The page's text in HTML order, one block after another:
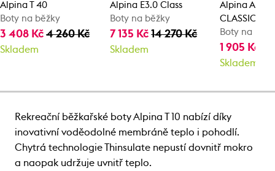
Alpina T 40
Boty na běžky
3 408 Kč 4 260 Kč
Skladem
Alpina E3.0 Class
Boty na běžky
7 135 Kč14 270 Kč
Skladem
Alpina
CLASSIC
Boty na
1 905 Kč
Skladem
Rekreační běžkařské boty Alpina T 10 nabízí díky
inovativní voděodolné membráně teplo i pohodlí.
Chytrá technologie Thinsulate nepustí dovnitř mokro
a naopak udržuje uvnitř teplo.